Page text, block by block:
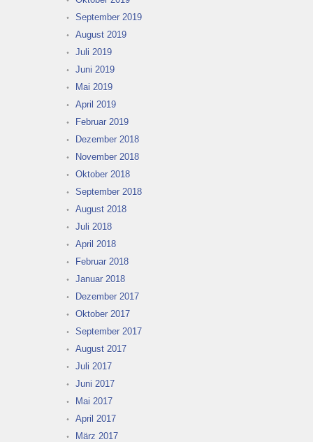
September 2019
August 2019
Juli 2019
Juni 2019
Mai 2019
April 2019
Februar 2019
Dezember 2018
November 2018
Oktober 2018
September 2018
August 2018
Juli 2018
April 2018
Februar 2018
Januar 2018
Dezember 2017
Oktober 2017
September 2017
August 2017
Juli 2017
Juni 2017
Mai 2017
April 2017
März 2017